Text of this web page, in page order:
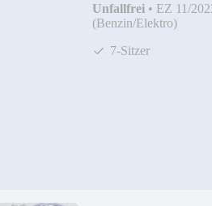
Unfallfrei • EZ 11/
(Benzin/Elektro)
7-Sitzer